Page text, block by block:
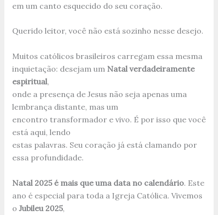
em um canto esquecido do seu coração.
Querido leitor, você não está sozinho nesse desejo.
Muitos católicos brasileiros carregam essa mesma
inquietação: desejam um Natal verdadeiramente
espiritual,
onde a presença de Jesus não seja apenas uma
lembrança distante, mas um
encontro transformador e vivo. É por isso que você
está aqui, lendo
estas palavras. Seu coração já está clamando por
essa profundidade.
Natal 2025 é mais que uma data no calendário. Este
ano é especial para toda a Igreja Católica. Vivemos
o Jubileu 2025,